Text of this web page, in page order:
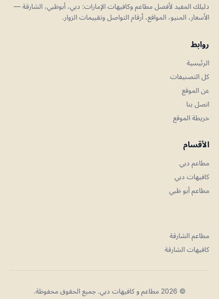
دليلك المفيد لأفضل مطاعم وكافيهات الإمارات: دبي، أبوظبي، الشارقة —
الأسعار، المنيو، المواقع، أرقام التواصل وتقييمات الزوار.
روابط
الرئيسية
كل التصنيفات
عن الموقع
اتصل بنا
خريطة الموقع
الأقسام
مطاعم دبي
كافيهات دبي
مطاعم أبو ظبي
مطاعم الشارقة
كافيهات الشارقة
© 2026 مطاعم و كافيهات دبي. جميع الحقوق محفوظة.